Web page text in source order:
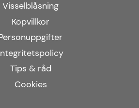
Visselblåsning
Köpvillkor
Tips & råd
Cookies